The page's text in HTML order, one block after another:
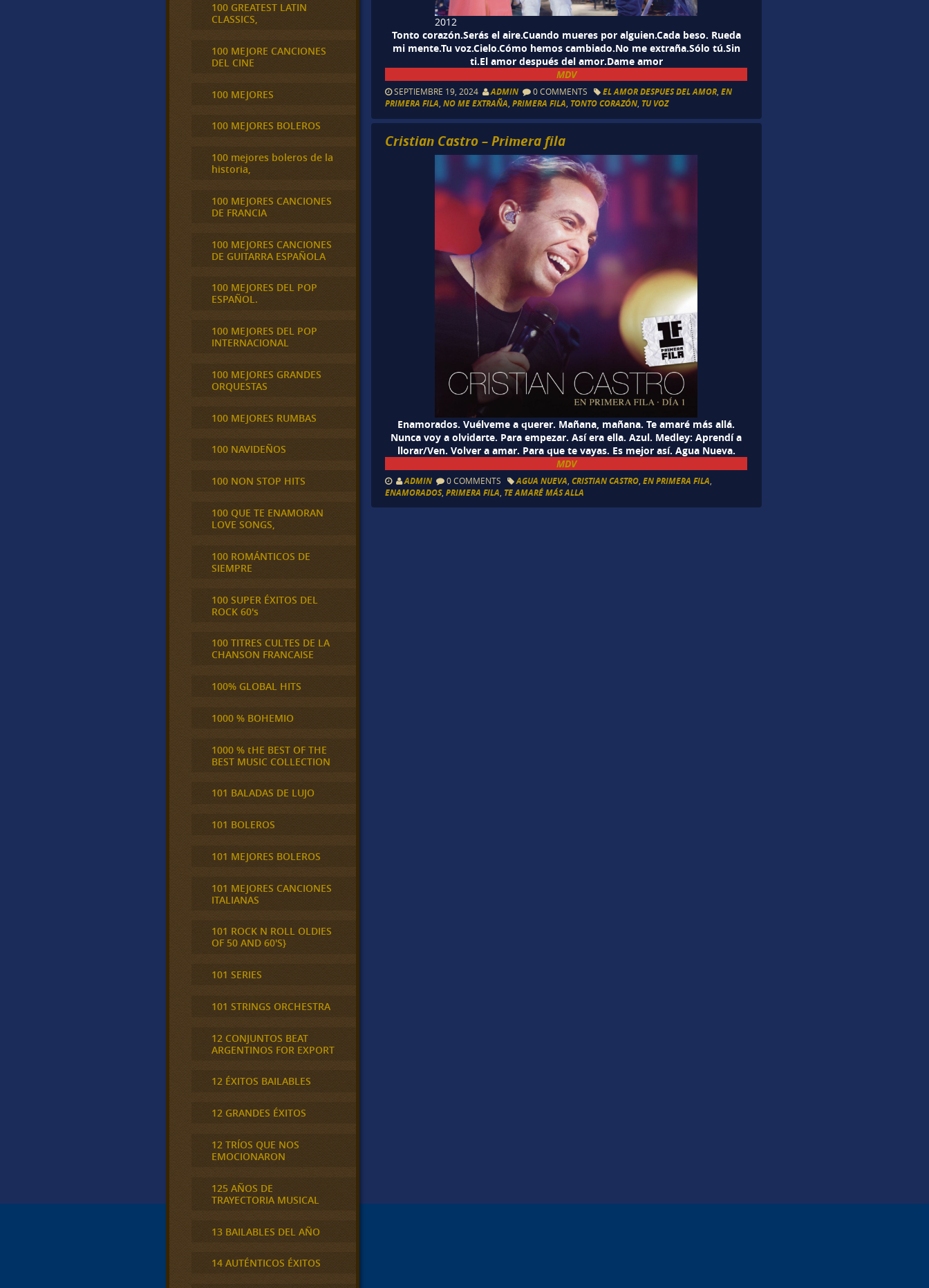
2012
Tonto corazón.Serás el aire.Cuando mueres por alguien.Cada beso. Rueda
mi mente.Tu voz.Cielo.Cómo hemos cambiado.No me extraña.Sólo tú.Sin
ti.El amor después del amor.Dame amor
MDV
SEPTIEMBRE 19, 2024 ADMIN 0 COMMENTS EL AMOR DESPUES DEL AMOR ,EN
PRIMERA FILA ,NO ME EXTRAÑA ,PRIMERA FILA TONTO CORAZÓN TU VOZ
Cristian Castro – Primera fila
Enamorados. Vuélveme a querer. Mañana, mañana. Te amaré más allá.
Nunca voy a olvidarte. Para empezar. Así era ella. Azul. Medley: Aprendí a
llorar/Ven. Volver a amar. Para que te vayas. Es mejor así. Agua Nueva.
MDV
ADMIN 0 COMMENTS AGUA NUEVA ,CRISTIAN CASTRO ,EN PRIMERA FILA
ENAMORADOS,PRIMERA FILA TE AMARÉ MÁS ALLA
100 GREATEST LATIN
CLASSICS,
100 MEJORE CANCIONES
DEL CINE
100 MEJORES
100 MEJORES BOLEROS
100 mejores boleros de la
historia,
100 MEJORES CANCIONES
DE FRANCIA
100 MEJORES CANCIONES
DE GUITARRA ESPAÑOLA
100 MEJORES DEL POP
ESPAÑOL.
100 MEJORES DEL POP
INTERNACIONAL
100 MEJORES GRANDES
ORQUESTAS
100 MEJORES RUMBAS
100 NAVIDEÑOS
100 NON STOP HITS
100 QUE TE ENAMORAN
LOVE SONGS,
100 ROMÁNTICOS DE
SIEMPRE
100 SUPER ÉXITOS DEL
ROCK 60's
100 TITRES CULTES DE LA
CHANSON FRANCAISE
100% GLOBAL HITS
1000 % BOHEMIO
1000 % tHE BEST OF THE
BEST MUSIC COLLECTION
101 BALADAS DE LUJO
101 BOLEROS
101 MEJORES BOLEROS
101 MEJORES CANCIONES
ITALIANAS
101 ROCK N ROLL OLDIES
OF 50 AND 60'S}
101 SERIES
101 STRINGS ORCHESTRA
12 CONJUNTOS BEAT
ARGENTINOS FOR EXPORT
12 ÉXITOS BAILABLES
12 GRANDES ÉXITOS
12 TRÍOS QUE NOS
EMOCIONARON
125 AÑOS DE
TRAYECTORIA MUSICAL
13 BAILABLES DEL AÑO
14 AUTÉNTICOS ÉXITOS